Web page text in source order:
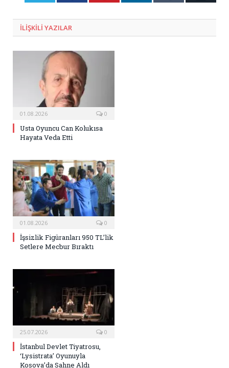
ILIŞKILI YAZILAR
01.08.2026 0
Usta Oyuncu Can Kolukısa
Hayata Veda Etti
01.08.2026 0
İşsizlik Figüranları 950 TL’lik
Setlere Mecbur Bıraktı
25.07.2026 0
İstanbul Devlet Tiyatrosu,
‘Lysistrata’ Oyunuyla
Kosova’da Sahne Aldı